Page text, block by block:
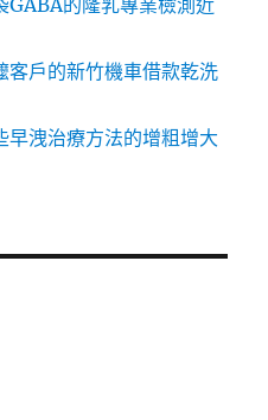
GABA的隆乳專業檢測近
客戶的新竹機車借款乾洗
早洩治療方法的增粗增大